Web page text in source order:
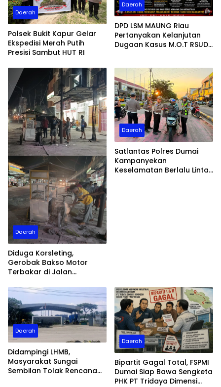
Daerah
Polsek Bukit Kapur Gelar
Ekspedisi Merah Putih
Presisi Sambut HUT RI
Daerah
DPD LSM MAUNG Riau
Pertanyakan Kelanjutan
Dugaan Kasus M.O.T RSUD
Daerah
Diduga Korsleting,
Gerobak Bakso Motor
Terbakar di Jalan
Daerah
Satlantas Polres Dumai
Kampanyekan
Keselamatan Berlalu Lintas
Daerah
Didampingi LHMB,
Masyarakat Sungai
Sembilan Tolak Rencana
Daerah
Bipartit Gagal Total, FSPMI
Dumai Siap Bawa Sengketa
PHK PT Tridaya Dimensi